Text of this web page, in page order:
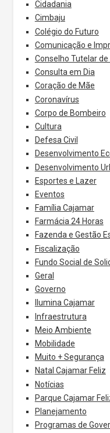
Cidadania
Cimbaju
Colégio do Futuro
Comunicação e
Conselho Tutelar
Consulta em Dia
Coração de Mãe
Coronavírus
Corpo de Bombeiro
Cultura
Defesa Civil
Desenvolvimento
Desenvolvimento
Esportes e Lazer
Eventos
Família Cajamar
Farmácia 24 Horas
Fazenda e Gestão
Fiscalização
Fundo Social de
Geral
Governo
Ilumina Cajamar
Infraestrutura
Meio Ambiente
Mobilidade
Muito + Segurança
Natal Cajamar Feliz
Notícias
Parque Cajamar
Planejamento
Programas de